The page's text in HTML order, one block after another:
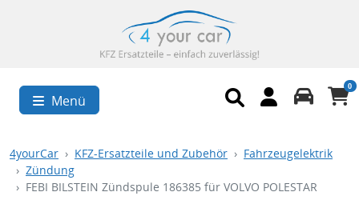
Menü
0
4yourCar KFZ-Ersatzteile und Zubehör
Fahrzeugelektrik
Zündung
FEBI BILSTEIN Zündspule 186385 für VOLVO POLESTAR